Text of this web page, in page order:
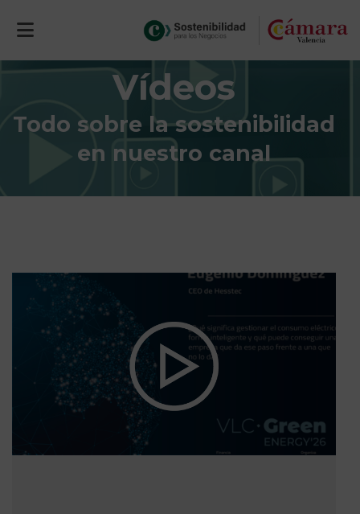
Vídeos
Todo sobre la sostenibilidad
en nuestro canal